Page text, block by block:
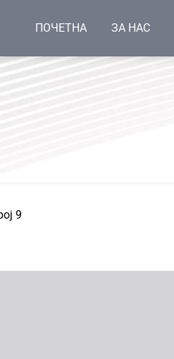
ПОЧЕТНА ЗА НАС
9